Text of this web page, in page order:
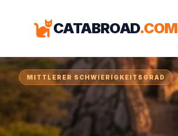
CATABROAD.COM
MITTLERER SCHWIERIGKEITSGRAD